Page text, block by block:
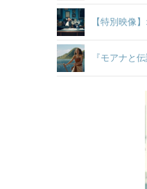
【特別映像
『モアナと